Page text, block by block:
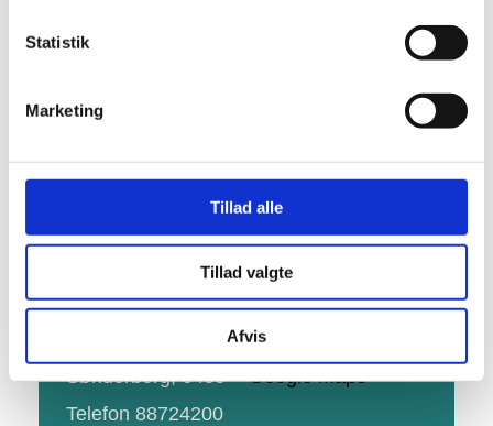
Statistik
Marketing
Tillad alle
Tillad valgte
Afvis
debatter, foredrag m.m.
Teater, revy og
Hjemmeside: Besøg hjemmeside
STED
Sønderborg Kaserne
Gerlachsgade 5, Auditoriet, 4. Sal
Sønderborg, 6400 + Google Maps
Telefon 88724200